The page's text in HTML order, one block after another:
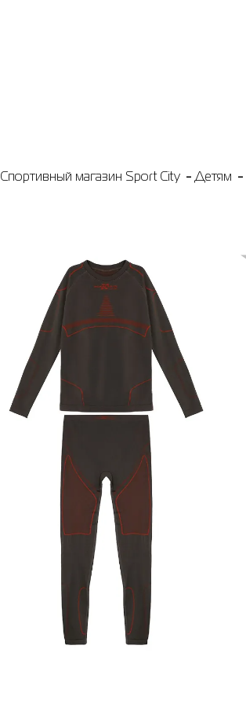
Спортивный магазин Sport City Детям